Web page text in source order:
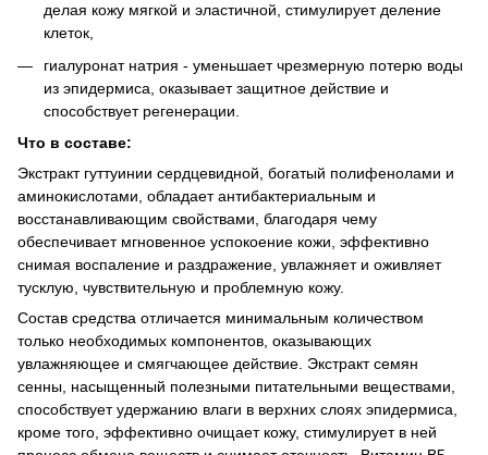
делая кожу мягкой и эластичной, стимулирует деление
клеток,
гиалуронат натрия - уменьшает чрезмерную потерю воды
из эпидермиса, оказывает защитное действие и
способствует регенерации.
Что в составе:
Экстракт гуттуинии сердцевидной, богатый полифенолами и
аминокислотами, обладает антибактериальным и
восстанавливающим свойствами, благодаря чему
обеспечивает мгновенное успокоение кожи, эффективно
снимая воспаление и раздражение, увлажняет и оживляет
тусклую, чувствительную и проблемную кожу.
Состав средства отличается минимальным количеством
только необходимых компонентов, оказывающих
увлажняющее и смягчающее действие. Экстракт семян
сенны, насыщенный полезными питательными веществами,
способствует удержанию влаги в верхних слоях эпидермиса,
кроме того, эффективно очищает кожу, стимулирует в ней